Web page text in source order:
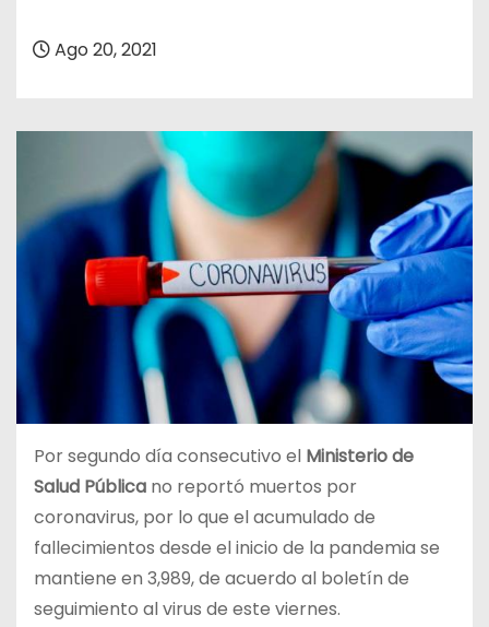
Ago 20, 2021
Por segundo día consecutivo el Ministerio de
Salud Pública no reportó muertos por
coronavirus, por lo que el acumulado de
fallecimientos desde el inicio de la pandemia se
mantiene en 3,989, de acuerdo al boletín de
seguimiento al virus de este viernes.